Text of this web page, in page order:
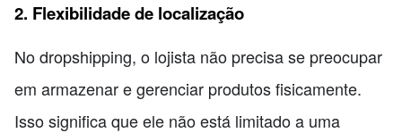
2. Flexibilidade de localização
No dropshipping, o lojista não precisa se preocupar
em armazenar e gerenciar produtos fisicamente.
Isso significa que ele não está limitado a uma